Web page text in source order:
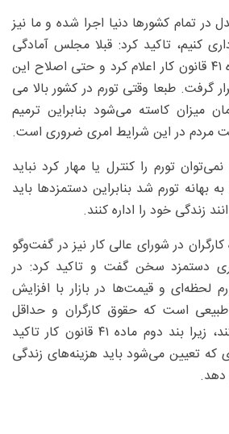
در تمام کشورها دنیا اجرا شده و ما نیز
کنیم، تاکید کرد: قبلا مجلس آمادگی
خود را برای اصلاح ماده ۴۱ قانون کار اعلام کرد و حتی اصلاح این
گرفت. طبعا وقتی تورم در کشور بالا می
میزان کاسته می‌شود بنابراین ترمیم
مردم در این شرایط امری ضروری است.
تورم را کنترل یا مهار کرد نباید
بهانه تورم شد بنابراین دستمزدها باید
زندگی خود را اداره کنند.
در شورای عالی کار نیز در گفت‌وگو
دستمزد سخن گفت و تاکید کرد: در
لحظه‌ای و قیمت‌ها در بازار با افزایش
است که حقوق کارگران و حداقل
بگیران نیز باید تغییر کند، زیرا بند دوم ماده ۴۱ قانون کار تاکید
که تعیین می‌شود باید هزینه‌های زندگی
دهد.